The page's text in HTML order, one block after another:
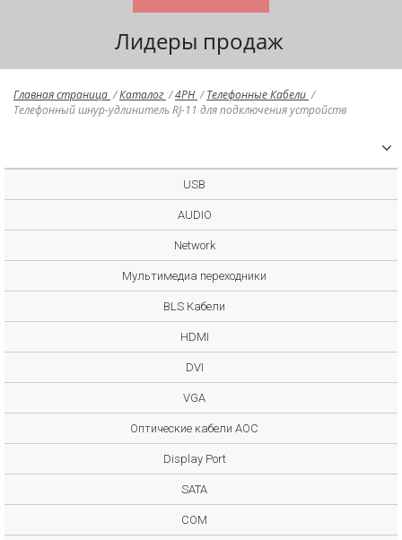
Лидеры продаж
Главная страница /Каталог /4PH / Телефонные Кабели /
Телефонный шнур-удлинитель RJ-11 для подключения устройств
USB
AUDIO
Network
Мультимедиа переходники
BLS Кабели
HDMI
DVI
VGA
Оптические кабели AOC
Display Port
SATA
COM